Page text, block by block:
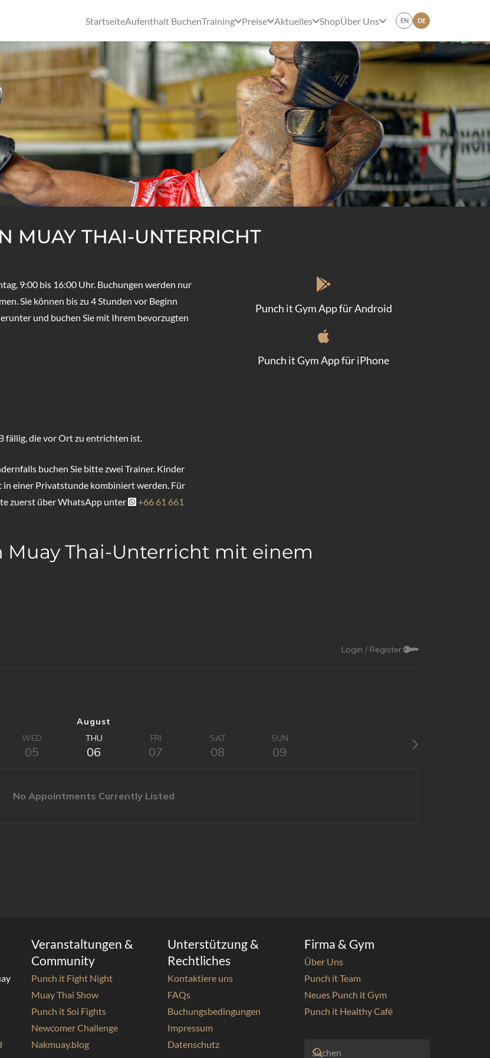
StartseiteAufenthalt BuchenTraining Preise Aktuelles ShopÜber Uns EN DE
MUAY THAI-UNTERRICHT
9:00 bis 16:00 Uhr. Buchungen werden nur
Sie können bis zu 4 Stunden vor Beginn
und buchen Sie mit Ihrem bevorzugten
fällig, die vor Ort zu entrichten ist.
buchen Sie bitte zwei Trainer. Kinder
einer Privatstunde kombiniert werden. Für
zuerst über WhatsApp unter
+66 61 661
Punch it Gym App für Android
Punch it Gym App für iPhone
Muay Thai-Unterricht mit einem
Veranstaltungen &
Community
Punch it Fight Night
Muay Thai Show
Punch it Soi Fights
Newcomer Challenge
Nakmuay.blog
Unterstützung &
Rechtliches
Kontaktiere uns
FAQs
Buchungsbedingungen
Impressum
Datenschutz
Firma & Gym
Über Uns
Punch it Team
Neues Punch it Gym
Punch it Healthy Café